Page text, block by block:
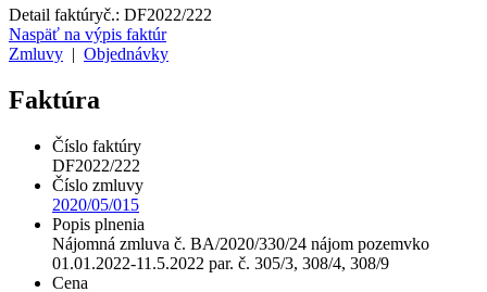
Detail faktúryč.: DF2022/222
Naspäť na výpis faktúr
Zmluvy
Objednávky
Faktúra
Číslo faktúry
DF2022/222
Číslo zmluvy
2020/05/015
Popis plnenia
Nájomná zmluva č. BA/2020/330/24 nájom pozemvko
01.01.2022-11.5.2022 par. č. 305/3, 308/4, 308/9
Cena